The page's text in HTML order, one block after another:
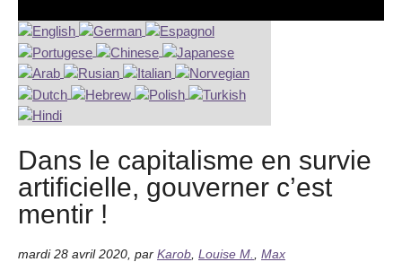
Dans le capitalisme en survie
artificielle, gouverner c’est
mentir !
mardi 28 avril 2020 par Karob Louise M. Max